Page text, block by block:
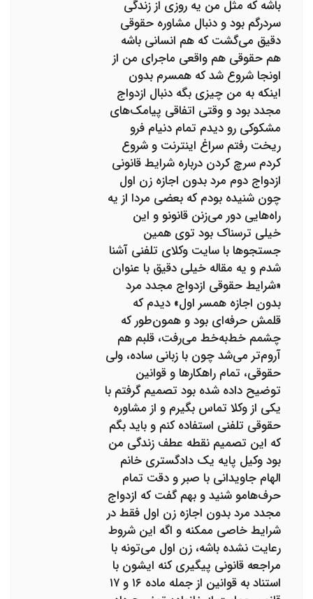
باشه که مثل من یه روزی از زندگی
سردرگم بود و دنبال مشاوره حقوقی
دقیق می‌گشت که هم انسانی باشه
هم حقوقی هم واقعی ماجرای من از
اونجا شروع شد که همسرم بدون
اینکه به من چیزی بگه دنبال ازدواج
مجدد بود و وقتی اتفاقی پیامک‌های
مشکوکی رو دیدم تمام دنیام فرو
ریخت رفتم سراغ اینترنت و شروع
کردم سرچ کردن درباره شرایط قانونی
ازدواج دوم مرد بدون اجازه زن اول
چون شنیده بودم که بعضی مردا از یه
راه‌هایی دور می‌زنن قانونو و این
خیلی ترسناک بود توی همین
جستجوها با سایت وکلای تلفنی آشنا
شدم و یه مقاله خیلی دقیق با عنوان
«شرایط حقوقی ازدواج مجدد مرد
بدون اجازه همسر اول» دیدم که
قلمش حرفه‌ای بود و همون‌طور که
چشمم خط‌به‌خط می‌رفت، قلبم هم
آروم‌تر می‌شد چون با زبانی ساده، ولی
حقوقی، تمام راهکارها و قوانین
توضیح داده شده بود تصمیم گرفتم با
یکی از وکلا تماس بگیرم و از مشاوره
حقوقی تلفنی استفاده کنم و باید بگم
که این تصمیم نقطه عطف زندگی من
بود وکیل پایه یک دادگستری خانم
الهام جاویدانی با صبر و دقت تمام
حرف‌هامو شنید و بهم گفت که ازدواج
مجدد مرد بدون اجازه زن اول فقط در
شرایط خاصی ممکنه و اگه این شروط
رعایت نشده باشه، زن اول می‌تونه با
مراجعه قانونی پیگیری کنه ایشون با
استناد به قوانین از جمله ماده ۱۶ و ۱۷